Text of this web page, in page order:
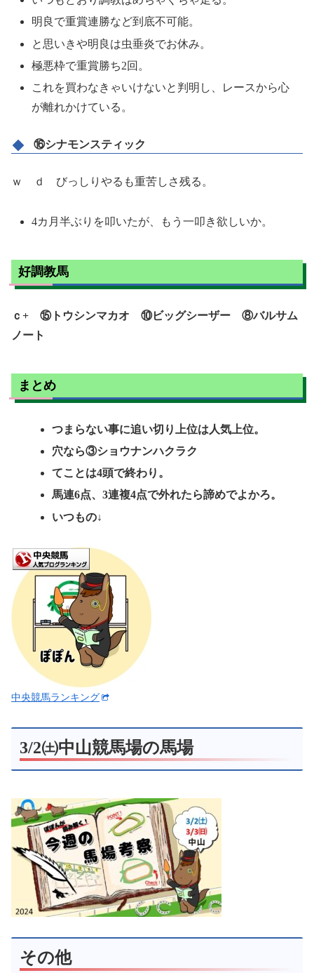
明良で重賞連勝など到底不可能。
と思いきや明良は虫垂炎でお休み。
極悪枠で重賞勝ち2回。
これを買わなきゃいけないと判明し、レースから心
が離れかけている。
⑯シナモンスティック
ｗ ｄ びっしりやるも重苦しさ残る。
4カ月半ぶりを叩いたが、もう一叩き欲しいか。
好調教馬
ｃ+ ⑮トウシンマカオ ⑩ビッグシーザー ⑧バルサム
ノート
まとめ
つまらない事に追い切り上位は人気上位。
穴なら③ショウナンハクラク
てことは4頭で終わり。
馬連6点、3連複4点で外れたら諦めでよかろ。
いつもの↓
中央競馬ランキング
3/2㈯中山競馬場の馬場
その他